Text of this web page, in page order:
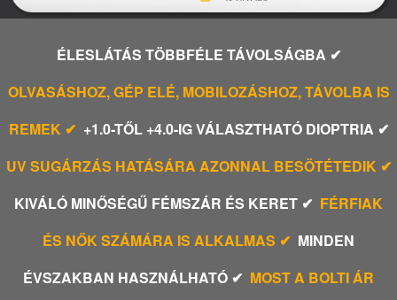
ÉLESLÁTÁS TÖBBFÉLE TÁVOLSÁGBA ✔
OLVASÁSHOZ, GÉP ELÉ, MOBILOZÁSHOZ, TÁVOLBA IS
REMEK ✔ +1.0-TŐL +4.0-IG VÁLASZTHATÓ DIOPTRIA ✔
UV SUGÁRZÁS HATÁSÁRA AZONNAL BESÖTÉTEDIK ✔
KIVÁLÓ MINŐSÉGŰ FÉMSZÁR ÉS KERET ✔ FÉRFIAK
ÉS NŐK SZÁMÁRA IS ALKALMAS ✔ MINDEN
ÉVSZAKBAN HASZNÁLHATÓ ✔ MOST A BOLTI ÁR